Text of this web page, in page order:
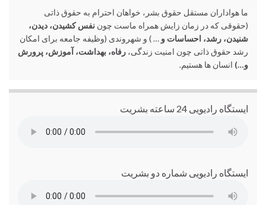
ما هواداران مستقل حقوق بشر، خواهان احترام به حقوق ذاتی
(حقوقی که در زمان زایش همراه ماست چون نفس کشیدن، دیدن،
شنیدن، رشد، احساسات و … ) و شهروندی (وظیفه جامعه برای امکان
رشد حقوق ذاتی چون امنیت زندگی، رفاه، بهداشت، آموزش، پرورش
و…) انسان ها هستیم.
ایستگاه رادیویی 24 ساعته بشریت
ایستگاه رادیویی شماره دو بشریت